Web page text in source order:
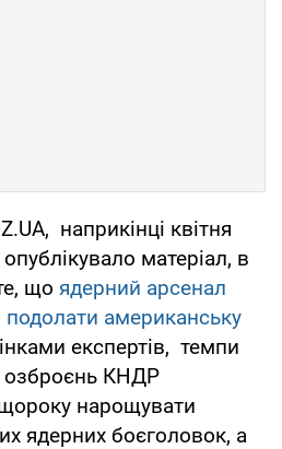
наприкінці квітня
матеріал, в
що ядерний арсенал
американську
експертів, темпи
озброєнь КНДР
нарощувати
ядерних боєголовок, а